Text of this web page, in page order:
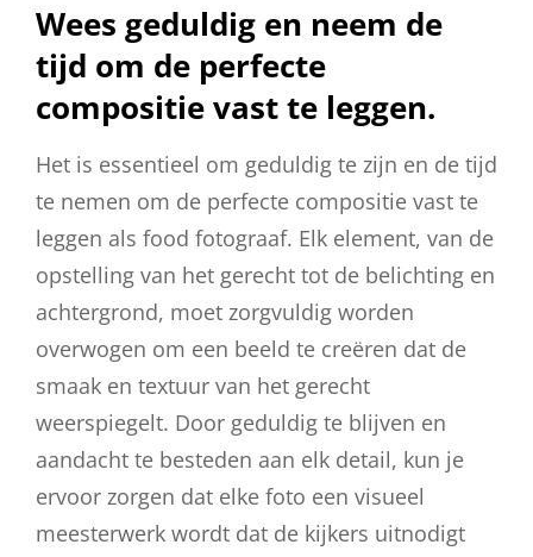
Wees geduldig en neem de
tijd om de perfecte
compositie vast te leggen.
Het is essentieel om geduldig te zijn en de tijd
te nemen om de perfecte compositie vast te
leggen als food fotograaf. Elk element, van de
opstelling van het gerecht tot de belichting en
achtergrond, moet zorgvuldig worden
overwogen om een beeld te creëren dat de
smaak en textuur van het gerecht
weerspiegelt. Door geduldig te blijven en
aandacht te besteden aan elk detail, kun je
ervoor zorgen dat elke foto een visueel
meesterwerk wordt dat de kijkers uitnodigt